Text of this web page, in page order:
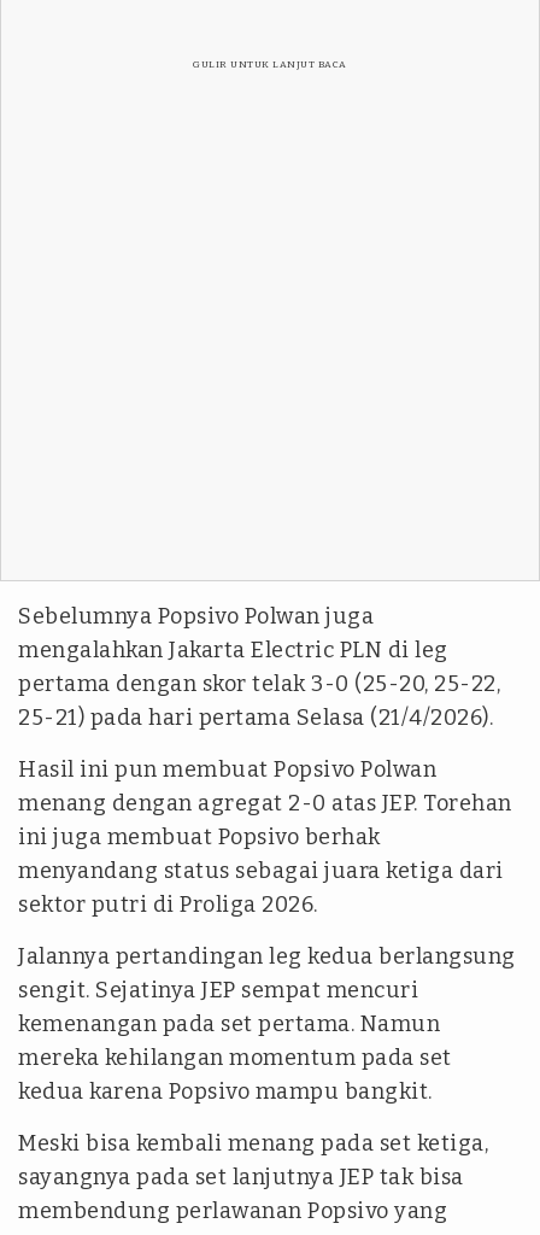
GULIR UNTUK LANJUT BACA
Sebelumnya Popsivo Polwan juga
mengalahkan Jakarta Electric PLN di leg
pertama dengan skor telak 3-0 (25-20, 25-22,
25-21) pada hari pertama Selasa (21/4/2026).
Hasil ini pun membuat Popsivo Polwan
menang dengan agregat 2-0 atas JEP. Torehan
ini juga membuat Popsivo berhak
menyandang status sebagai juara ketiga dari
sektor putri di Proliga 2026.
Jalannya pertandingan leg kedua berlangsung
sengit. Sejatinya JEP sempat mencuri
kemenangan pada set pertama. Namun
mereka kehilangan momentum pada set
kedua karena Popsivo mampu bangkit.
Meski bisa kembali menang pada set ketiga,
sayangnya pada set lanjutnya JEP tak bisa
membendung perlawanan Popsivo yang